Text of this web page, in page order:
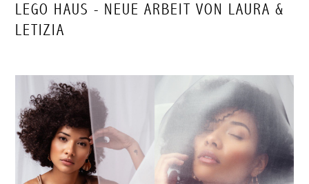
LEGO HAUS - NEUE ARBEIT VON LAURA &
LETIZIA